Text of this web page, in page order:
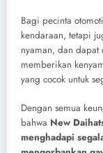
Bagi pecinta
kendaraan, tetapi
nyaman, dan
memberikan
yang cocok untuk
Dengan semua
bahwa New
menghadapi